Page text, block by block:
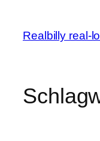
springen
Realbilly real-